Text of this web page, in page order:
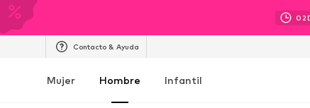
02
Contacto & Ayuda
Mujer Hombre Infantil